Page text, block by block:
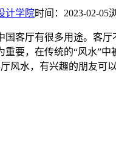
计学院时间：2023-02-05
国客厅有很多用途。客
重要，在传统的“风水”
风水，有兴趣的朋友可